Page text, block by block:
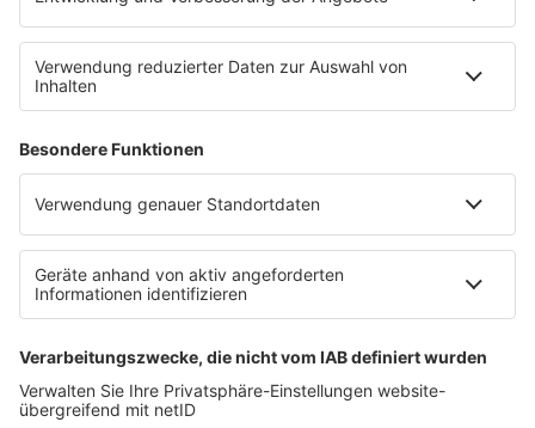
Leistungen und Produkte
Ansprechpartner
RECHTLICHES
Impressum
Datenschutz
Datenschutzeinstellungen
Datenverarbeitung bei Gewinnspielen
Teilnahmebedingungen
Bildnachweise
KI-Leitlinie